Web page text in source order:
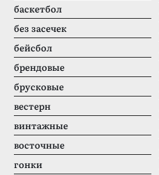
баскетбол
без засечек
бейсбол
брендовые
брусковые
вестерн
винтажные
восточные
гонки